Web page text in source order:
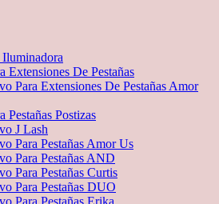
Extensiones De Pestañas
Para Extensiones De Pestañas Amor
Pestañas Postizas
J Lash
Para Pestañas Amor Us
Para Pestañas AND
Para Pestañas Curtis
Para Pestañas DUO
Para Pestañas Erika